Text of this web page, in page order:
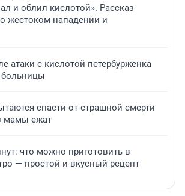
и облил кислотой». Рассказ
жестоком нападении и
атаки с кислотой петербурженка
спасти от страшной смерти
мамы ежат
что можно приготовить в
— простой и вкусный рецепт